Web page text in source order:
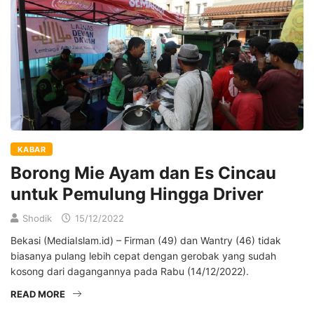
KABAR
Borong Mie Ayam dan Es Cincau
untuk Pemulung Hingga Driver
Shodik 15/12/2022
Bekasi (MediaIslam.id) – Firman (49) dan Wantry (46) tidak
biasanya pulang lebih cepat dengan gerobak yang sudah
kosong dari dagangannya pada Rabu (14/12/2022).
READ MORE